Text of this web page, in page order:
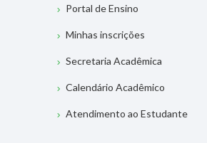
Portal de Ensino
Minhas inscrições
Secretaria Acadêmica
Calendário Acadêmico
Atendimento ao Estudante